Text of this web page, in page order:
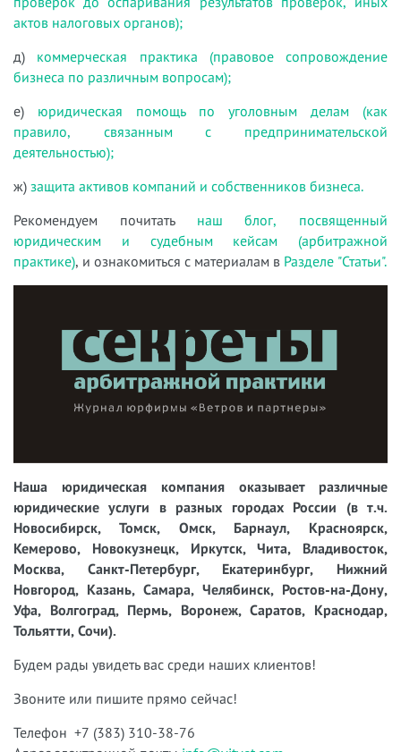
актов налоговых органов);
д) коммерческая практика (правовое сопровождение
бизнеса по различным вопросам);
е) юридическая помощь по уголовным делам (как
правило, связанным с предпринимательской
деятельностью);
ж) защита активов компаний и собственников бизнеса.
Рекомендуем почитать наш блог, посвященный
юридическим и судебным кейсам (арбитражной
практике), и ознакомиться с материалам в Разделе "Статьи".
Наша юридическая компания оказывает различные
юридические услуги в разных городах России (в т.ч.
Новосибирск, Томск, Омск, Барнаул, Красноярск,
Кемерово, Новокузнецк, Иркутск, Чита, Владивосток,
Москва, Санкт-Петербург, Екатеринбург, Нижний
Новгород, Казань, Самара, Челябинск, Ростов-на-Дону,
Уфа, Волгоград, Пермь, Воронеж, Саратов, Краснодар,
Тольятти, Сочи).
Будем рады увидеть вас среди наших клиентов!
Звоните или пишите прямо сейчас!
Телефон +7 (383) 310-38-76